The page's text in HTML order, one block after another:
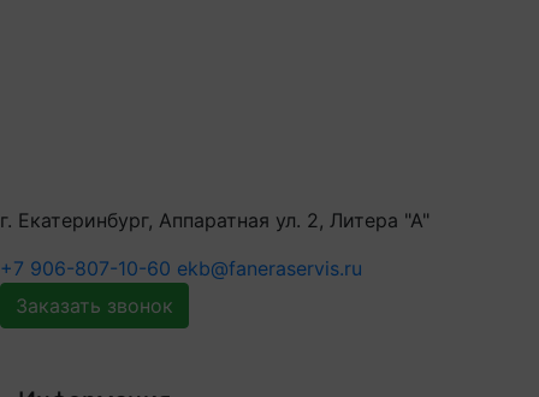
г. Екатеринбург, Аппаратная ул. 2, Литера "А"
+7 906-807-10-60 ekb@faneraservis.ru
Заказать звонок